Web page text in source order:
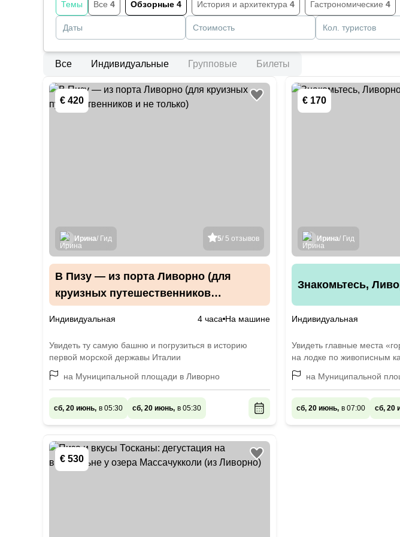
Темы Все 4 Обзорные 4 История и архитектура 4 Гастрономические 4
Даты Стоимость Кол. туристов
Все Индивидуальные Групповые Билеты
€ 420
5/ 5 отзывов
Ирина/ Гид
В Пизу — из порта Ливорно (для
круизных путешественников
Индивидуальная 4 часа На машине
Увидеть ту самую башню и погрузиться в историю
первой морской державы Италии
на Муниципальной площади в Ливорно
сб, 20 июнь, в 05:30 сб, 20 июнь, в 05:30
€ 170
Ирина/ Гид
Знакомьтесь,
Индивидуальная
Увидеть главные места
на лодке по живописным
на Муниципальной
сб, 20 июнь, в 07:00 сб, 20
€ 530